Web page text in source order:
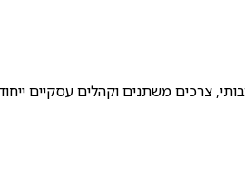
צרכים משתנים וקהלים עסקיים